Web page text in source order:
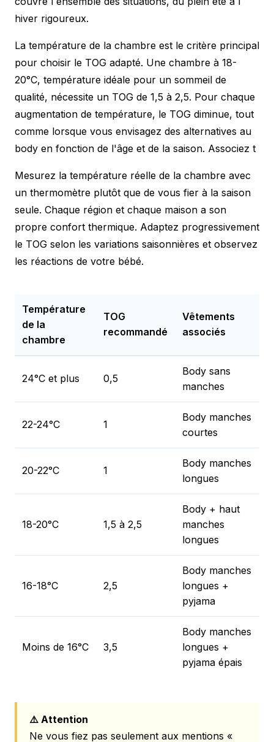
hiver rigoureux.
La température de la chambre est le critère principal
pour choisir le TOG adapté. Une chambre à 18-
20°C, température idéale pour un sommeil de
qualité, nécessite un TOG de 1,5 à 2,5. Pour chaque
augmentation de température, le TOG diminue, tout
comme lorsque vous envisagez des alternatives au
body en fonction de l'âge et de la saison. Associez t
Mesurez la température réelle de la chambre avec
un thermomètre plutôt que de vous fier à la saison
seule. Chaque région et chaque maison a son
propre confort thermique. Adaptez progressivement
le TOG selon les variations saisonnières et observez
les réactions de votre bébé.
Température
de la
chambre
TOG
recommandé
Vêtements
associés
24°C et plus 0,5
Body sans
manches
22-24°C 1
Body manches
courtes
20-22°C 1
Body manches
longues
18-20°C 1,5 à 2,5
Body + haut
manches
longues
16-18°C 2,5
Body manches
longues +
pyjama
Moins de 16°C 3,5
Body manches
longues +
pyjama épais
⚠️ Attention
Ne vous fiez pas seulement aux mentions «